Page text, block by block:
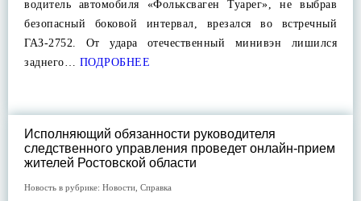
водитель автомобиля «Фольксваген Туарег», не выбрав
безопасный боковой интервал, врезался во встречный
ГАЗ-2752. От удара отечественный минивэн лишился
заднего… ПОДРОБНЕЕ
Исполняющий обязанности руководителя
следственного управления проведет онлайн-прием
жителей Ростовской области
Новость в рубрике: Новости Справка